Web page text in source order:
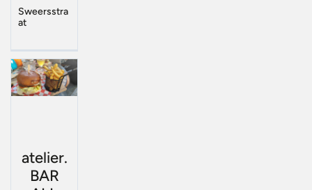
Sweersstra
at
atelier.
BAR